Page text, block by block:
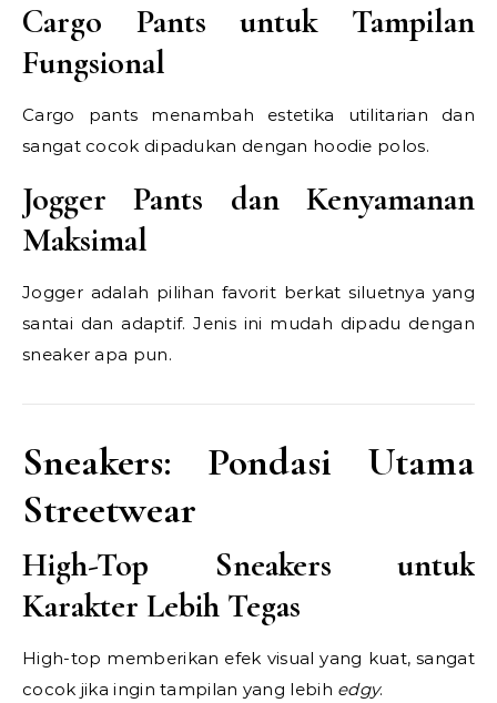
Cargo Pants untuk Tampilan
Fungsional
Cargo pants menambah estetika utilitarian dan
sangat cocok dipadukan dengan hoodie polos.
Jogger Pants dan Kenyamanan
Maksimal
Jogger adalah pilihan favorit berkat siluetnya yang
santai dan adaptif. Jenis ini mudah dipadu dengan
sneaker apa pun.
Sneakers: Pondasi Utama
Streetwear
High-Top Sneakers untuk
Karakter Lebih Tegas
High-top memberikan efek visual yang kuat, sangat
cocok jika ingin tampilan yang lebih edgy.